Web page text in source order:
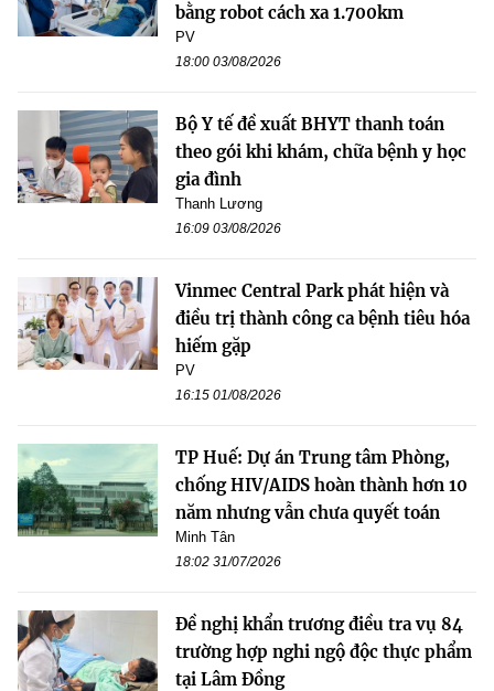
bằng robot cách xa 1.700km
PV
18:00 03/08/2026
Bộ Y tế đề xuất BHYT thanh toán
theo gói khi khám, chữa bệnh y học
gia đình
Thanh Lương
16:09 03/08/2026
Vinmec Central Park phát hiện và
điều trị thành công ca bệnh tiêu hóa
hiếm gặp
PV
16:15 01/08/2026
TP Huế: Dự án Trung tâm Phòng,
chống HIV/AIDS hoàn thành hơn 10
năm nhưng vẫn chưa quyết toán
Minh Tân
18:02 31/07/2026
Đề nghị khẩn trương điều tra vụ 84
trường hợp nghi ngộ độc thực phẩm
tại Lâm Đồng